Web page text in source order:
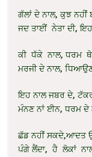
ਗੱਲਾਂ ਦੇ ਨਾਲ, ਕੁਝ
ਜਦ ਤਾਈਂ ਨੇਤਾ ਦੀ,
ਕੀ ਧੱਕੇ ਨਾਲ, ਧਰਮ
ਮਰਜੀ ਦੇ ਨਾਲ,
ਇਹ ਨਾਲ ਜਬਰ ਦੇ,
ਮੰਨਣ ਨਾਂ ਈਨ, ਧਰਮ ਦੇ
ਛੱਡ ਨਹੀਂ ਸਕਦੇ,ਆਦਤ
ਪੰਗੇ ਲੈਂਦਾ, ਹੈ ਲੋਕਾਂ